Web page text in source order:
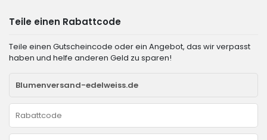
Teile einen Rabattcode
Teile einen Gutscheincode oder ein Angebot, das wir verpasst
haben und helfe anderen Geld zu sparen!